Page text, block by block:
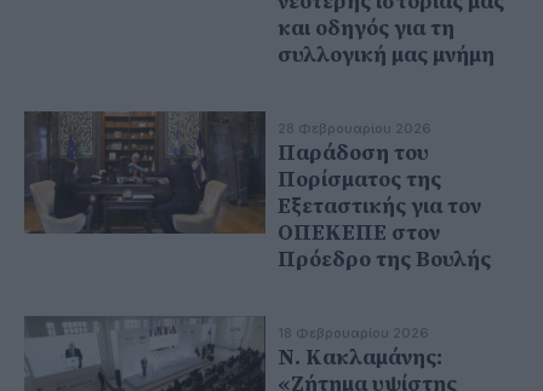
και οδηγός για τη
συλλογική μας μνήμη
28 Φεβρουαρίου 2026
Παράδοση του
Πορίσματος της
Εξεταστικής για τον
ΟΠΕΚΕΠΕ στον
Πρόεδρο της Βουλής
18 Φεβρουαρίου 2026
Ν. Κακλαμάνης:
«Ζήτημα υψίστης